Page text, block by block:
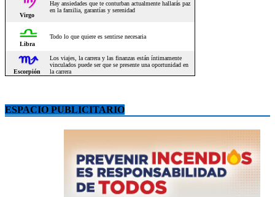
ESPACIO PUBLICITARIO